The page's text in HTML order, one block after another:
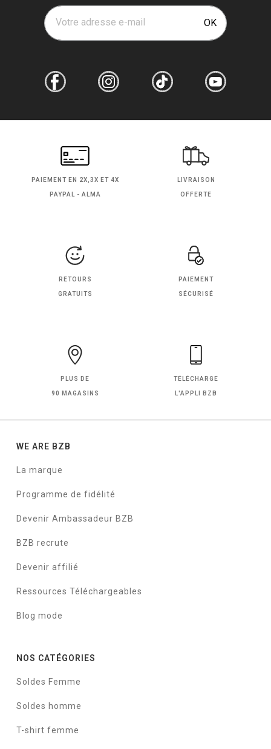
Votre adresse e-mail OK
PAIEMENT EN 2X,3X ET 4X
PAYPAL - ALMA
LIVRAISON
OFFERTE
RETOURS
GRATUITS
PAIEMENT
SÉCURISÉ
PLUS DE
90 MAGASINS
TÉLÉCHARGE
L'APPLI BZB
WE ARE BZB
La marque
Programme de fidélité
Devenir Ambassadeur BZB
BZB recrute
Devenir affilié
Ressources Téléchargeables
Blog mode
NOS CATÉGORIES
Soldes Femme
Soldes homme
T-shirt femme